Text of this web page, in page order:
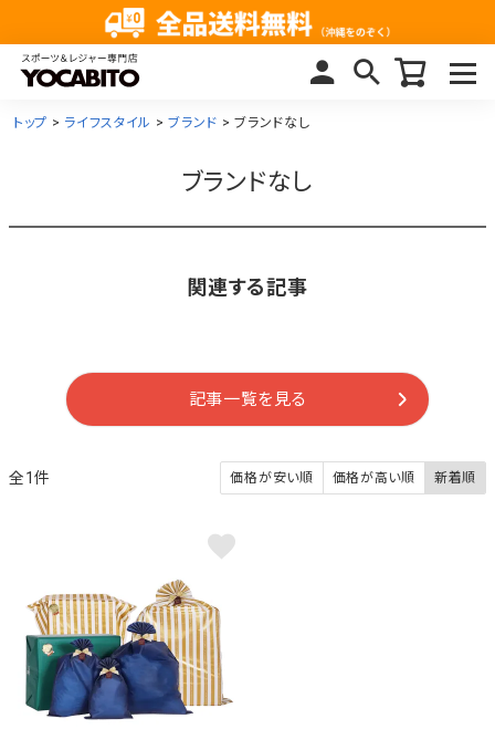
トップ ライフスタイル ブランド ブランドなし
ブランドなし
関連する記事
記事一覧を見る
価格が安い順 価格が高い順 新着順
1